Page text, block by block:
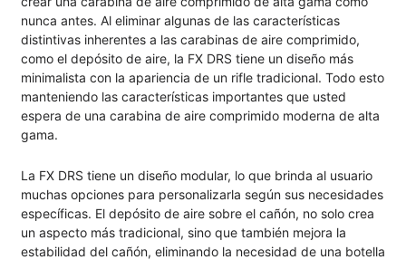
nunca antes. Al eliminar algunas de las características
distintivas inherentes a las carabinas de aire comprimido,
como el depósito de aire, la FX DRS tiene un diseño más
minimalista con la apariencia de un rifle tradicional. Todo esto
manteniendo las características importantes que usted
espera de una carabina de aire comprimido moderna de alta
gama.
La FX DRS tiene un diseño modular, lo que brinda al usuario
muchas opciones para personalizarla según sus necesidades
específicas. El depósito de aire sobre el cañón, no solo crea
un aspecto más tradicional, sino que también mejora la
estabilidad del cañón, eliminando la necesidad de una botella